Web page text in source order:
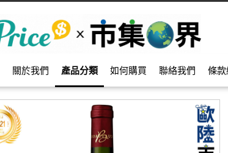
關於我們 產品分類 如何購買 聯絡我們 條